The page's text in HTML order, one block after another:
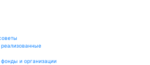
и организации